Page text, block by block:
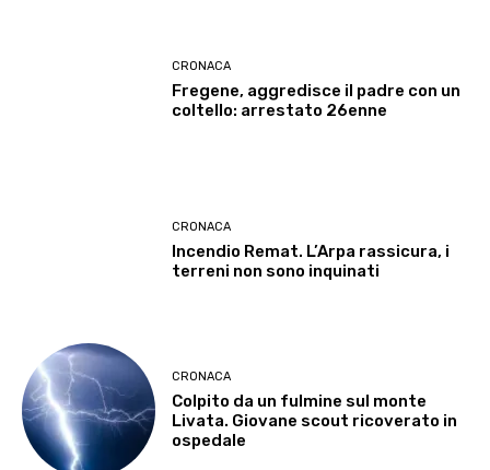
CRONACA
Fregene, aggredisce il padre con un
coltello: arrestato 26enne
CRONACA
Incendio Remat. L’Arpa rassicura, i
terreni non sono inquinati
CRONACA
Colpito da un fulmine sul monte
Livata. Giovane scout ricoverato in
ospedale